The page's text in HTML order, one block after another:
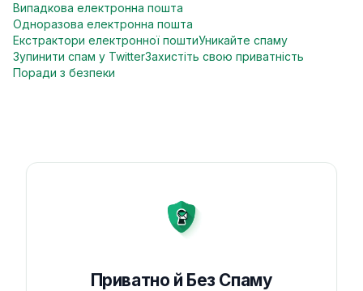
Випадкова електронна пошта
Одноразова електронна пошта
Екстрактори електронної поштиУникайте спаму
Зупинити спам у TwitterЗахистіть свою приватність
Поради з безпеки
Приватно й Без Спаму